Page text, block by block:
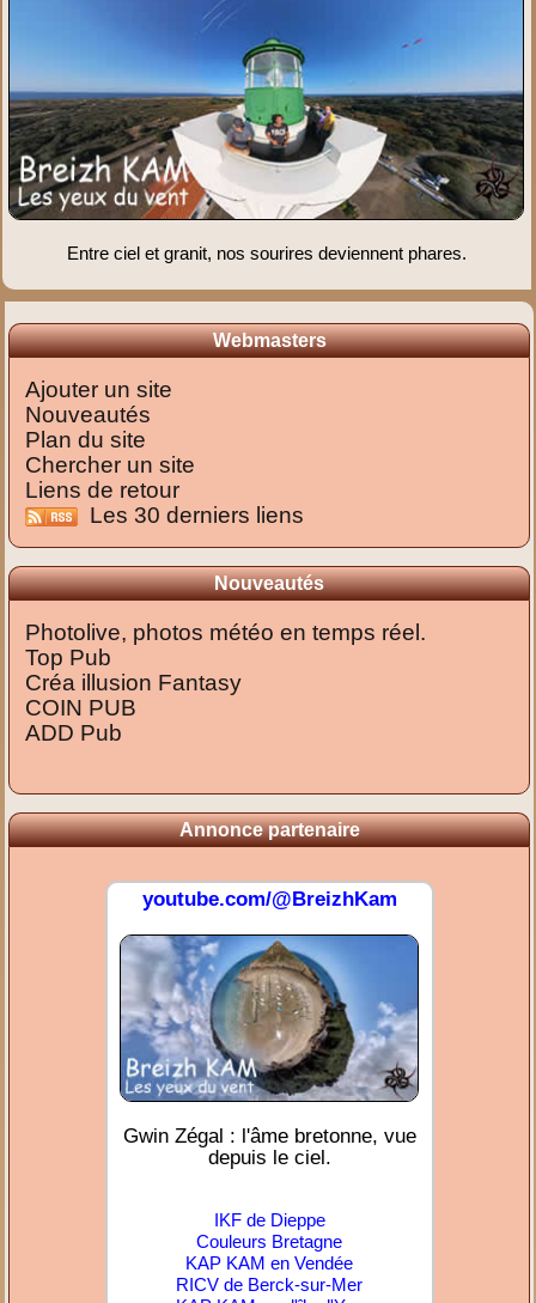
Entre ciel et granit, nos sourires deviennent phares.
Webmasters
Ajouter un site
Nouveautés
Plan du site
Chercher un site
Liens de retour
Les 30 derniers liens
Nouveautés
Photolive, photos météo en temps réel.
Top Pub
Créa illusion Fantasy
COIN PUB
ADD Pub
Annonce partenaire
youtube.com/@BreizhKam
Gwin Zégal : l'âme bretonne, vue
depuis le ciel.
IKF de Dieppe
Couleurs Bretagne
KAP KAM en Vendée
RICV de Berck-sur-Mer